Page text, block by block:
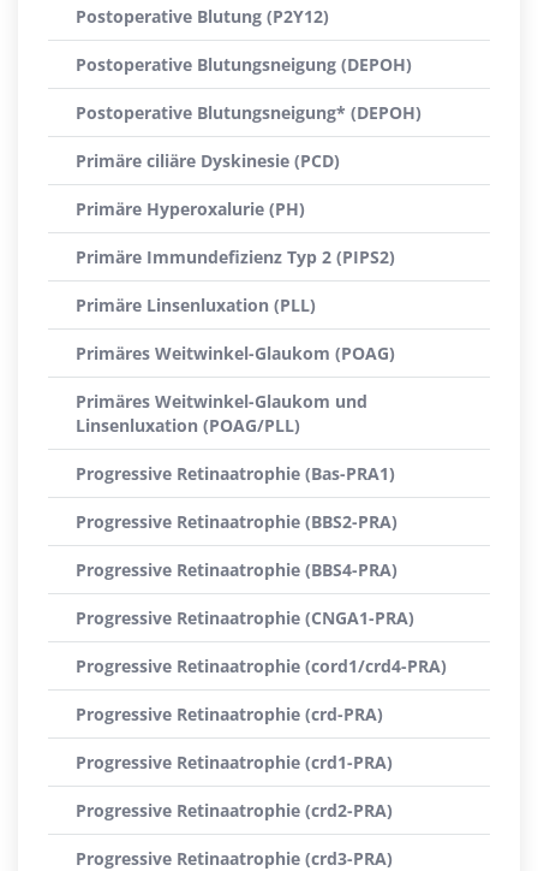
Postoperative Blutung (P2Y12)
Postoperative Blutungsneigung (DEPOH)
Postoperative Blutungsneigung* (DEPOH)
Primäre ciliäre Dyskinesie (PCD)
Primäre Hyperoxalurie (PH)
Primäre Immundefizienz Typ 2 (PIPS2)
Primäre Linsenluxation (PLL)
Primäres Weitwinkel-Glaukom (POAG)
Primäres Weitwinkel-Glaukom und
Linsenluxation (POAG/PLL)
Progressive Retinaatrophie (Bas-PRA1)
Progressive Retinaatrophie (BBS2-PRA)
Progressive Retinaatrophie (BBS4-PRA)
Progressive Retinaatrophie (CNGA1-PRA)
Progressive Retinaatrophie (cord1/crd4-PRA)
Progressive Retinaatrophie (crd-PRA)
Progressive Retinaatrophie (crd1-PRA)
Progressive Retinaatrophie (crd2-PRA)
Progressive Retinaatrophie (crd3-PRA)